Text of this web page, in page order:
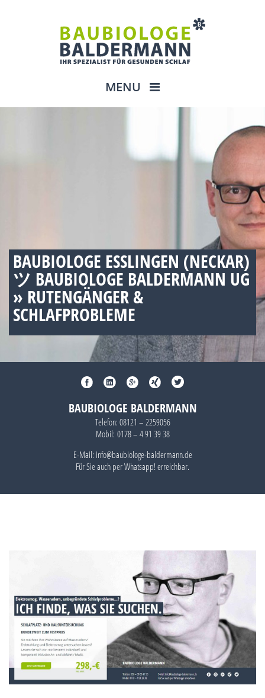
MENU
BAUBIOLOGE ESSLINGEN (NECKAR)
ツ BAUBIOLOGE BALDERMANN UG
» RUTENGÄNGER &
SCHLAFPROBLEME
BAUBIOLOGE BALDERMANN
Telefon: 08121 – 2259056
Mobil: 0178 – 4 91 39 38
E-Mail: info@baubiologe-baldermann.de
Für Sie auch perWhatsapp!erreichbar.